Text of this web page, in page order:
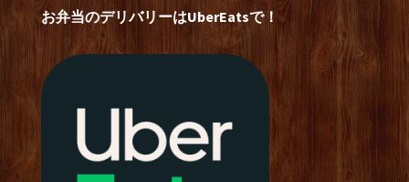
お弁当のデリバリーはUberEatsで！